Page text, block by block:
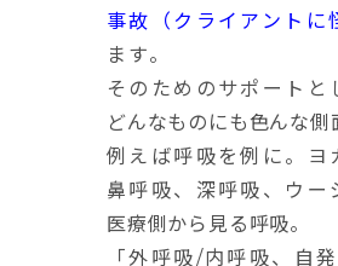
事故（クライアントに
ます。
そのためのサポートと
どんなものにも色んな側
例えば呼吸を例に。ヨ
鼻呼吸、深呼吸、ウー
医療側から見る呼吸。
「外呼吸/内呼吸、自